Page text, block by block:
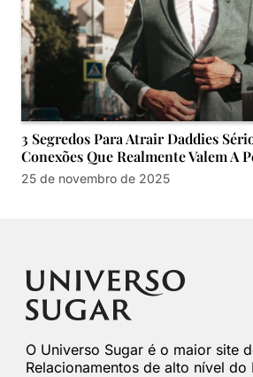
3 Segredos Para Atrair Daddies
Conexões Que Realmente Valem A
25 de novembro de 2025
O Universo Sugar é o maior site
Relacionamentos de alto nível do